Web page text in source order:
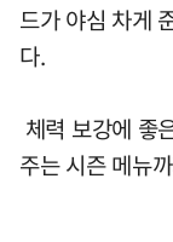
드가 야심 차게
다.
체력 보강에 좋
주는 시즌 메뉴